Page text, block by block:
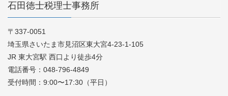
石田徳士税理士事務所
〒337-0051
埼玉県さいたま市見沼区東大宮4-23-1-105
JR 東大宮駅 西口より徒歩4分
電話番号：048-796-4849
受付時間：9:00〜17:30（平日）